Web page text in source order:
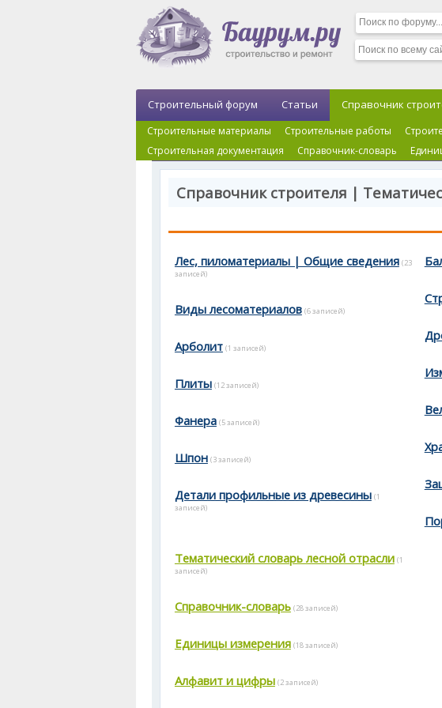
Строительный форум Статьи Справочник
Строительные материалы Строительные работы
Строительная документация
Справочник-словарь
Справочник строителя |
Лес, пиломатериалы | Общие сведения (23
записей)
Виды лесоматериалов (6 записей)
Арболит (1 записей)
Плиты (12 записей)
Фанера (5 записей)
Шпон (3 записей)
Детали профильные из древесины (1
записей)
Тематический словарь лесной отрасли (1
записей)
Справочник-словарь (28 записей)
Единицы измерения (18 записей)
Алфавит и цифры (2 записей)